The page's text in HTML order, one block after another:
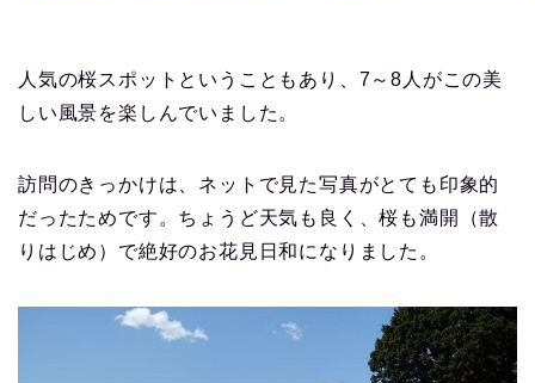
人気の桜スポットということもあり、7～8人がこの美
しい風景を楽しんでいました。
訪問のきっかけは、ネットで見た写真がとても印象的
だったためです。ちょうど天気も良く、桜も満開（散
りはじめ）で絶好のお花見日和になりました。